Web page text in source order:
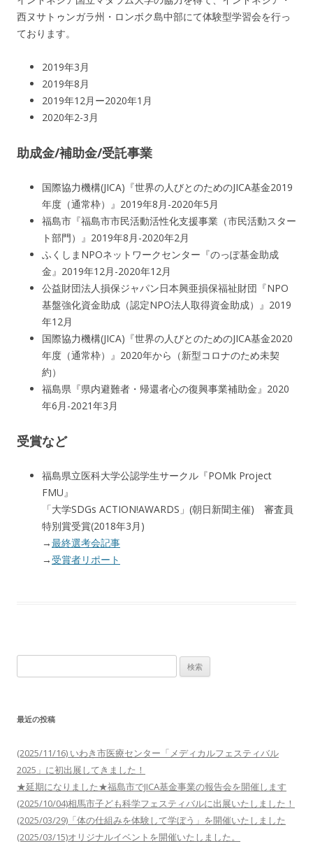
西ヌサトゥンガラ州・ロンボク島中部にて体験型学習会を行っ
ております。
2019年3月
2019年8月
2019年12月ー2020年1月
2020年2-3月
助成金/補助金/受託事業
国際協力機構(JICA)『世界の人びとのためのJICA基金2019
年度（通常枠）』2019年8月-2020年5月
福島市『福島市市民活動活性化支援事業（市民活動スター
ト部門）』2019年8月-2020年2月
ふくしまNPOネットワークセンター『のっぽ基金助成
金』2019年12月-2020年12月
公益財団法人損保ジャパン日本興亜損保福祉財団『NPO
基盤強化資金助成（認定NPO法人取得資金助成）』2019
年12月
国際協力機構(JICA)『世界の人びとのためのJICA基金2020
年度（通常枠）』2020年から（新型コロナのため未契
約）
福島県『県内避難者・帰還者心の復興事業補助金』2020
年6月-2021年3月
受賞など
福島県立医科大学公認学生サークル『POMk Project
FMU』
「大学SDGs ACTION!AWARDS」(朝日新聞主催) 審査員
特別賞受賞(2018年3月)
→最終選考会記事
→受賞者リポート
索:
最近の投稿
(2025/11/16) いわき市医療センター「メディカルフェスティバル
2025」に初出展してきました！
★延期になりました★福島市でJICA基金事業の報告会を開催します
(2025/10/04)相馬市子ども科学フェスティバルに出展いたしました！
(2025/03/29)「体の仕組みを体験して学ぼう」を開催いたしました
(2025/03/15)オリジナルイベントを開催いたしました。